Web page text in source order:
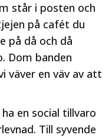
står i posten och
på cafét du
på då och då
Dom banden
väver en väv av att
en social tillvaro
Till syvende